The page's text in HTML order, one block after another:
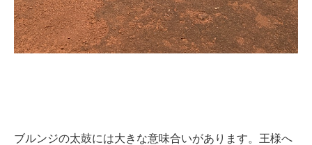
ブルンジの太鼓には大きな意味合いがあります。王様へ